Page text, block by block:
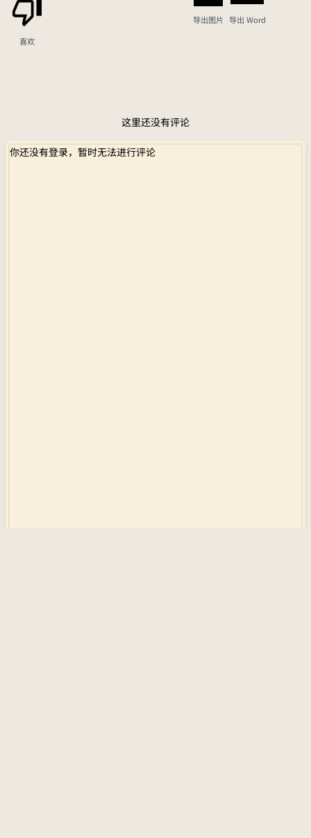
喜欢
导出图片 导出 Word
这里还没有评论
你还没有登录，暂时无法进行评论